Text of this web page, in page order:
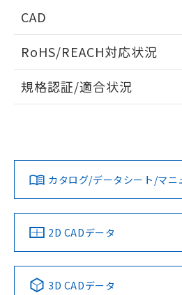
CAD
ドすることができます。
ログイン/会員
ダウンロードデータをご利用いただ
みください。
ソフトウェアの使用条件
RoHS/REACH対応状況
EU RoHS 注意事項・凡例
対応済み
中国 RoHS 注意事項・凡例
規格認証/適合状況
カタログ/データシート/マニ
2D CADデータ
3D CADデータ
欄に対応日を記載しており
既に当社にて対応品への
していることから、特段の
り、2022年1月12日より割
す。